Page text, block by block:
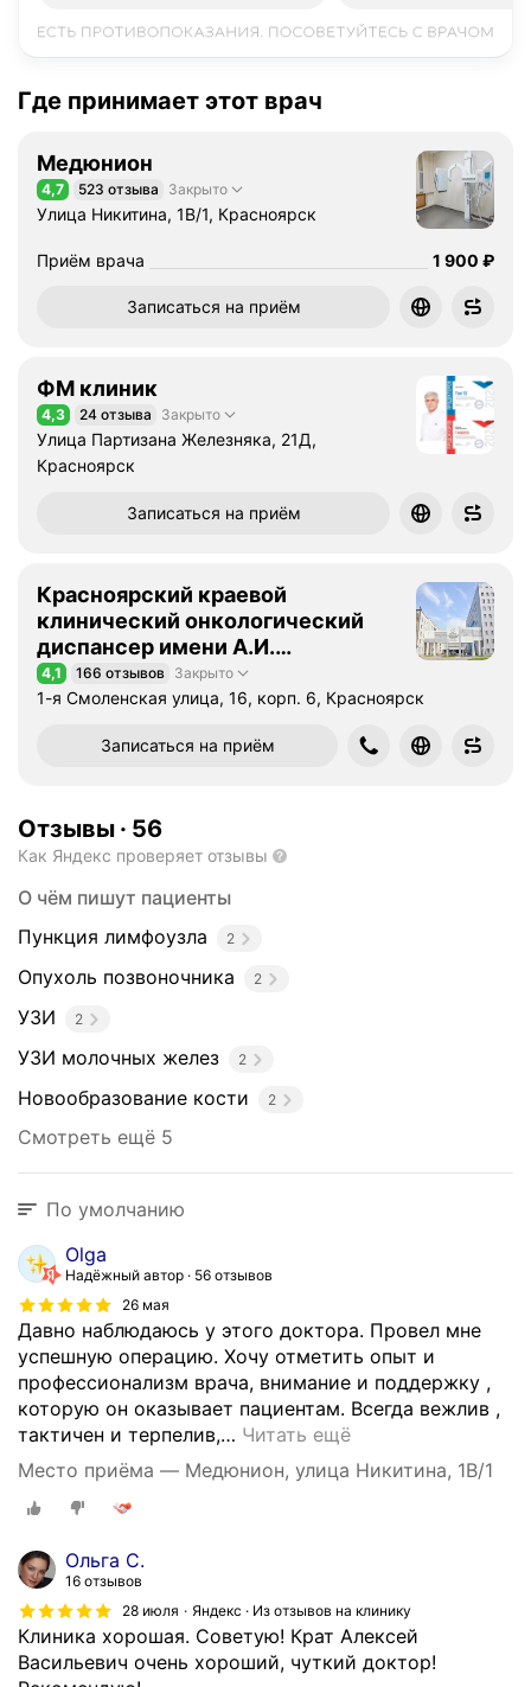
Где принимает этот врач
Медюнион
Рейтинг 4,7 из 5
4,7 523 отзыва Закрыто
Улица Никитина, 1В/1, Красноярск
Приём врача Цена
1900
1 900 ₽
Записаться на приём
ФМ клиник
Рейтинг 4,3 из 5
4,3 24 отзыва Закрыто
Улица Партизана Железняка, 21Д,
Красноярск
Записаться на приём
Красноярский краевой
клинический онкологический
диспансер имени А.И.
Крыжановского
Рейтинг 4,1 из 5
4,1 166 отзывов Закрыто
1-я Смоленская улица, 16, корп. 6, Красноярск
Записаться на приём
Отзывы · 56
Как Яндекс проверяет отзывы
О чём пишут пациенты
Пункция лимфоузла
2
Опухоль позвоночника 2
УЗИ 2
УЗИ молочных желез 2
Новообразование кости 2
Смотреть ещё 5
По умолчанию
Olga
Надёжный автор
56 отзывов
26 мая
Давно наблюдаюсь у этого доктора. Провел мне
успешную операцию. Хочу отметить опыт и
профессионализм врача, внимание и поддержку ,
которую он оказывает пациентам. Всегда вежлив ,
тактичен и терпелив,… Читать ещё
Место приёма — Медюнион, улица Никитина, 1В/1
Ольга С.
16 отзывов
28 июля
Яндекс · Из отзывов на клинику
Клиника хорошая. Советую! Крат Алексей
Васильевич очень хороший, чуткий доктор!